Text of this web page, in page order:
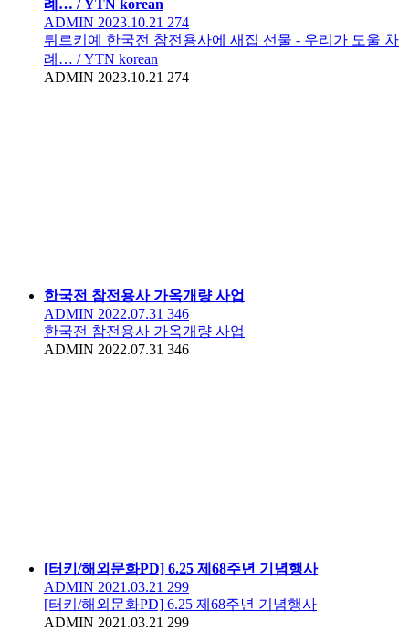
례… / YTN korean
ADMIN 2023.10.21 274
튀르키예 한국전 참전용사에 새집 선물 - 우리가 도울 차
례… / YTN korean
ADMIN 2023.10.21 274
한국전 참전용사 가옥개량 사업
ADMIN 2022.07.31 346
한국전 참전용사 가옥개량 사업
ADMIN 2022.07.31 346
[터키/해외문화PD] 6.25 제68주년 기념행사
ADMIN 2021.03.21 299
[터키/해외문화PD] 6.25 제68주년 기념행사
ADMIN 2021.03.21 299